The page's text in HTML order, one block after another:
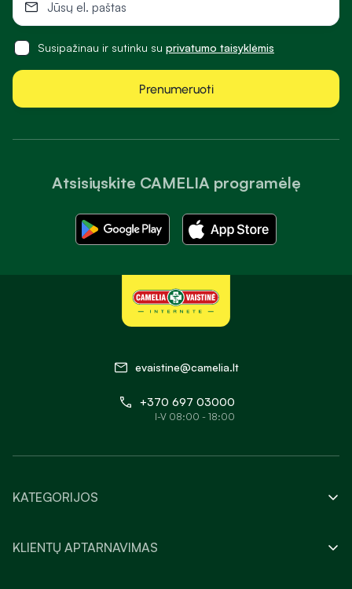
Atsisiųskite CAMELIA programėlę
Susipažinau ir sutinku su privatumo taisyklėmis
Prenumeruoti
evaistine@camelia.lt
+370 697 03000
I-V 08:00 - 18:00
KATEGORIJOS
KLIENTŲ APTARNAVIMAS